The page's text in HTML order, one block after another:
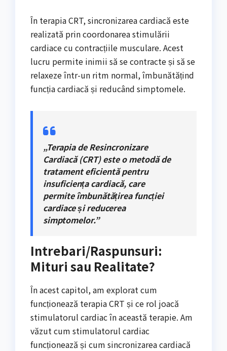
În terapia CRT, sincronizarea cardiacă este
realizată prin coordonarea stimulării
cardiace cu contracțiile musculare. Acest
lucru permite inimii să se contracte și să se
relaxeze într-un ritm normal, îmbunătățind
funcția cardiacă și reducând simptomele.
„Terapia de Resincronizare
Cardiacă (CRT) este o metodă de
tratament eficientă pentru
insuficiența cardiacă, care
permite îmbunătățirea funcției
cardiace și reducerea
simptomelor.”
Intrebari/Raspunsuri:
Mituri sau Realitate?
În acest capitol, am explorat cum
funcționează terapia CRT și ce rol joacă
stimulatorul cardiac în această terapie. Am
văzut cum stimulatorul cardiac
funcționează și cum sincronizarea cardiacă